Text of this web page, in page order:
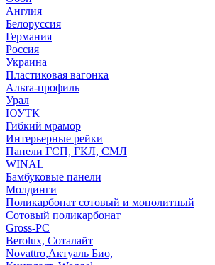
Англия
Белоруссия
Германия
Россия
Украина
Пластиковая вагонка
Альта-профиль
Урал
ЮУТК
Гибкий мрамор
Интерьерные рейки
Панели ГСП, ГКЛ, СМЛ
WINAL
Бамбуковые панели
Молдинги
Поликарбонат сотовый и монолитный
Сотовый поликарбонат
Gross-PC
Berolux, Соталайт
Novattro,Актуаль Био,